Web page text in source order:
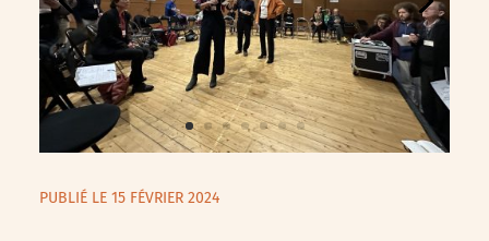
PUBLIÉ LE 15 FÉVRIER 2024